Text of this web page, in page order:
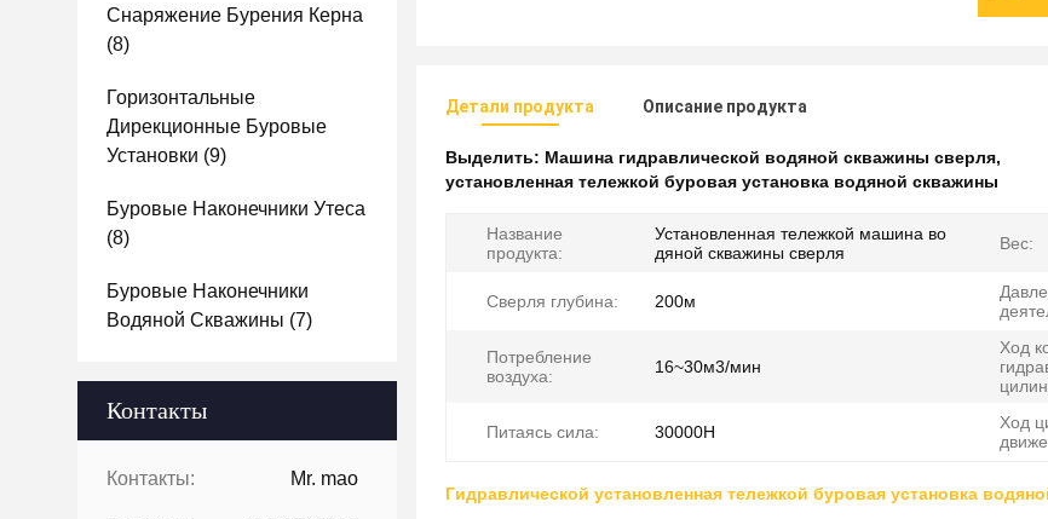
Снаряжение Бурения Керна
(8)
Горизонтальные
Дирекционные Буровые
Установки (9)
Буровые Наконечники Утеса
(8)
Буровые Наконечники
Водяной Скважины (7)
Контакты
Контакты: Mr. mao
Детали продукта Описание продукта
Выделить: Машина гидравлической водяной скважины сверля,
установленная тележкой буровая установка водяной скважины
Название
продукта:
Установленная тележкой машина во
дяной скважины сверля
Вес:
Сверля глубина: 200м
Потребление
воздуха:
16~30м3/мин
Ход
Питаясь сила: 30000Н
Ход
Гидравлической установленная тележкой буровая установка